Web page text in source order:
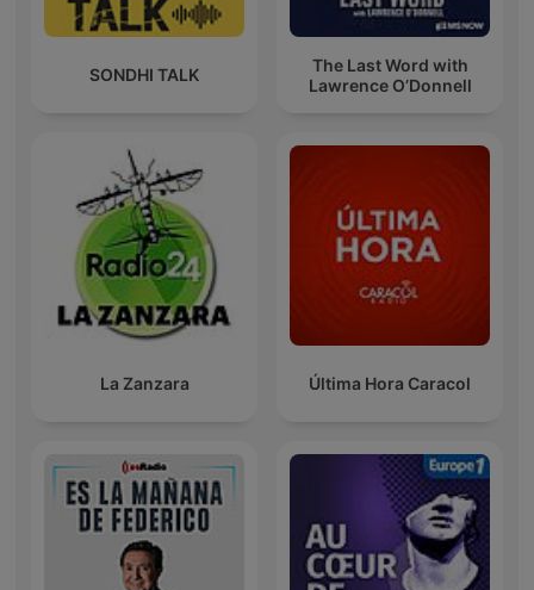
SONDHI TALK
The Last Word with
Lawrence O’Donnell
La Zanzara Última Hora Caracol